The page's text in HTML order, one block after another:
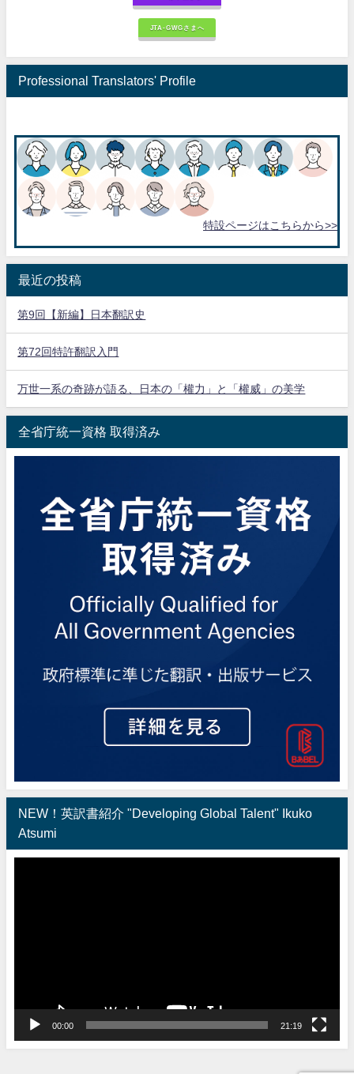
JTA-GWGさまへ
Professional Translators' Profile
特設ページはこちらから>>
最近の投稿
第9回【新編】日本翻訳史
第72回特許翻訳入門
万世一系の奇跡が語る、日本の「權力」と「權威」の美学
全省庁統一資格 取得済み
NEW！英訳書紹介 "Developing Global Talent" Ikuko
Atsumi
00:00 21:19